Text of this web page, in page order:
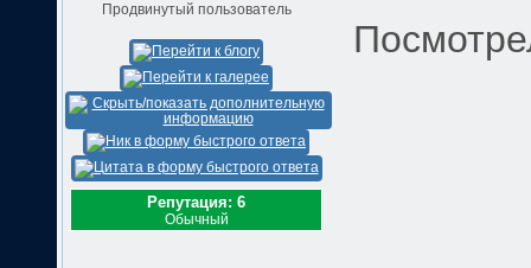
Продвинутый пользователь
Репутация: 6
Обычный